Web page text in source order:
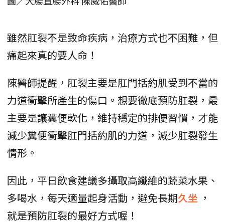
雖然肛裂不是致命疾病，治療方式也不困難，但
痛起來真的要人命！
陳醫師提醒，肛裂主要是肛門括約肌受到不當的
力道衝擊所產生的傷口。想要徹底預防肛裂，最
主要是讓糞便軟化，維持穩定的排便習慣，才能
減少糞便衝擊肛門括約肌的力道，減少肛裂發生
情形。
因此，平日飲食建議多攝取高纖維的蔬菜水果、
多喝水，每天適量起身活動，避免長期久坐 ，
就是預防肛裂的最好方式喔！